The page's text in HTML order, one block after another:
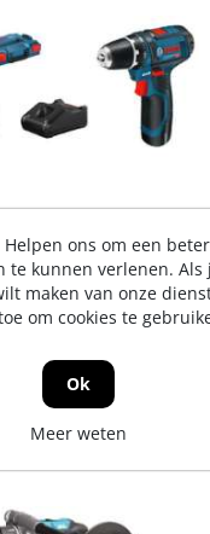
GSR12V-
0601868109
aan oflog in
geleverd
Helpen ons om een
te kunnen verlenen. Als
maken van onze
om cookies te
Ok
Meer weten